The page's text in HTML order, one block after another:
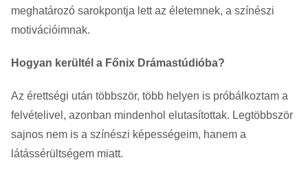
meghatározó sarokpontja lett az életemnek, a színészi
motivációimnak.
Hogyan kerültél a Főnix Drámastúdióba?
Az érettségi után többször, több helyen is próbálkoztam a
felvételivel, azonban mindenhol elutasítottak. Legtöbbször
sajnos nem is a színészi képességeim, hanem a
látássérültségem miatt.